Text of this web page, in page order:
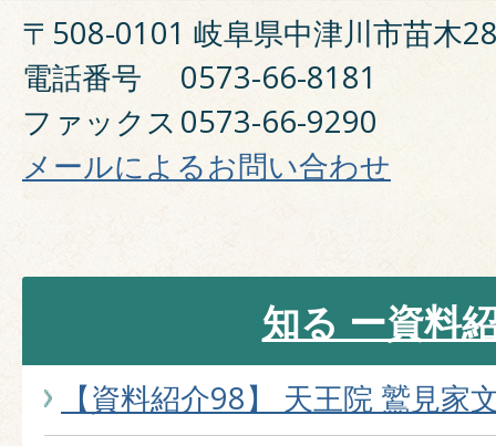
〒508-0101 岐阜県中津川市苗木
電話番号
0573-66-8181
ファックス 0573-66-9290
メールによるお問い合わせ
知る ー資料
【資料紹介98】 天王院 鷲見家